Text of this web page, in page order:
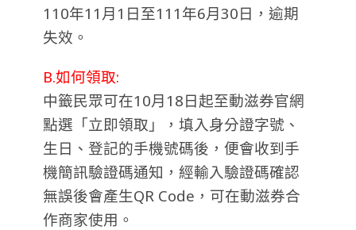
110年11月1日至111年6月30日，逾期
失效。
B.如何領取:
中籤民眾可在10月18日起至動滋券官網
點選「立即領取」，填入身分證字號、
生日、登記的手機號碼後，便會收到手
機簡訊驗證碼通知，經輸入驗證碼確認
無誤後會產生QR Code，可在動滋券合
作商家使用。